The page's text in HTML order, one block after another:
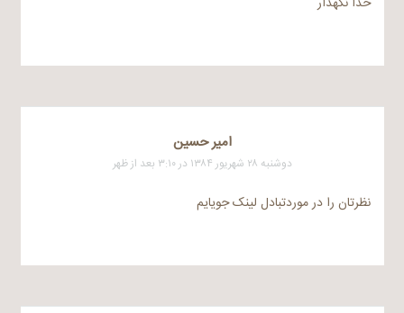
امیر حسین
دوشنبه ۲۸ شهریور ۱۳۸۴ در ۳:۱۰ بعد از ظهر
نظرتان را در موردتبادل لینک جویایم